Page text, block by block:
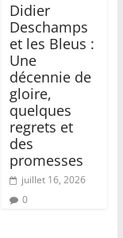
Didier
Deschamps
et les Bleus :
Une
décennie de
gloire,
quelques
regrets et
des
promesses
juillet 16, 2026
0